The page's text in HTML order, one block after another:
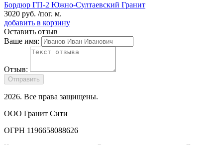
Бордюр ГП-2 Южно-Султаевский Гранит
3020 руб. /пог. м.
добавить в корзину
Оставить отзыв
Ваше имя:
Отзыв:
Отправить
2026. Все права защищены.
ООО Гранит Сити
ОГРН 1196658088626